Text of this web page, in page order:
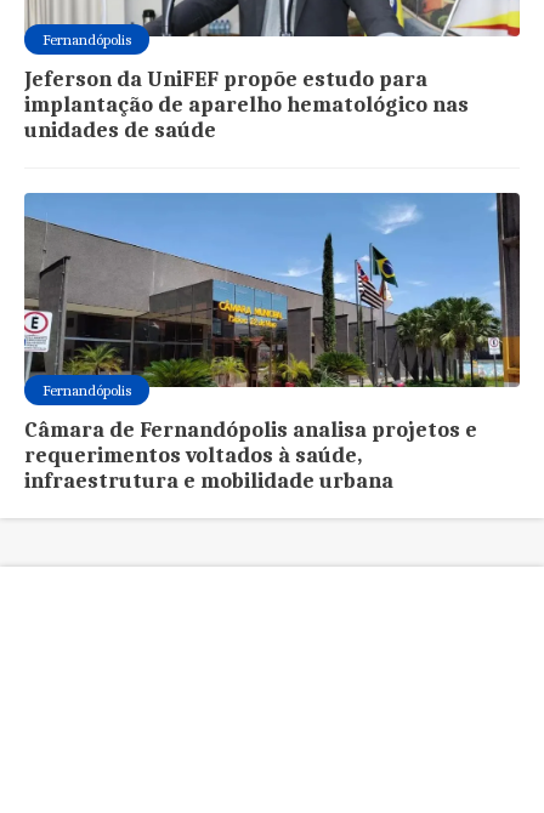
Fernandópolis
Jeferson da UniFEF propõe estudo para
implantação de aparelho hematológico nas
unidades de saúde
Fernandópolis
Câmara de Fernandópolis analisa projetos e
requerimentos voltados à saúde,
infraestrutura e mobilidade urbana